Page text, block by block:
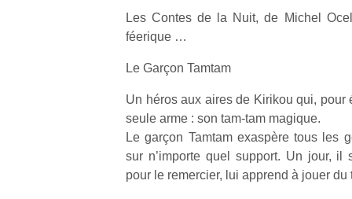
Les Contes de la Nuit, de Michel
féerique …
Le Garçon Tamtam
Un héros aux aires de Kirikou qui, pour
seule arme : son tam-tam magique.
Le garçon Tamtam exaspère tous les
sur n’importe quel support. Un jour,
pour le remercier, lui apprend à jouer du